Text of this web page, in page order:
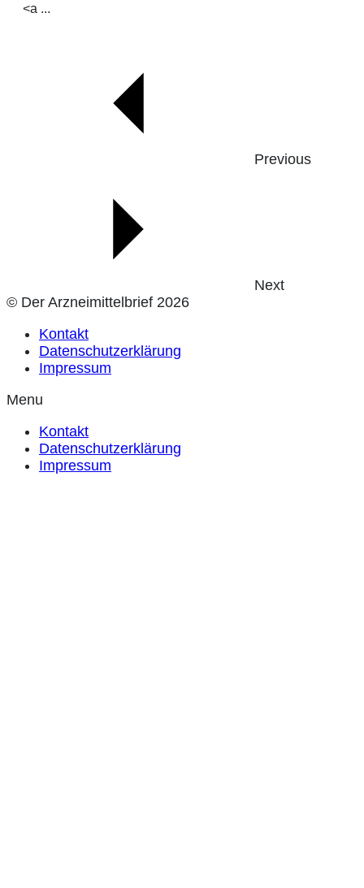
<a ...
Previous
Next
© Der Arzneimittelbrief 2026
Kontakt
Datenschutzerklärung
Impressum
Menu
Kontakt
Datenschutzerklärung
Impressum